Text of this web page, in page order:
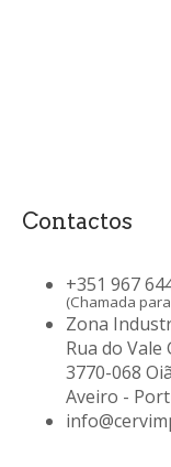
Contactos
+351 967
(Chamada
Zona
Rua do Vale
3770-068 Oiã
Aveiro -